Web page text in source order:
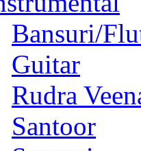
Bansuri/
Guitar
Rudra
Santoor